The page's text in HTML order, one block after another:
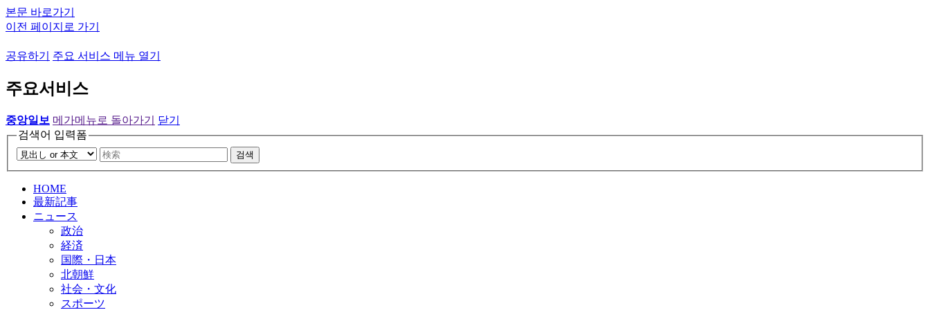
본문 바로가기
이전 페이지로 가기
공유하기 주요 서비스 메뉴 열기
주요서비스
중앙일보 메가메뉴로 돌아가기
닫기
검색어 입력폼
검색
HOME
最新記事
ニュース
政治
経済
国際・日本
北朝鮮
社会・文化
スポーツ